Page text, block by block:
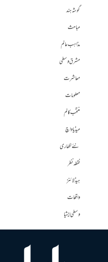
گوشہ ہند
مباحث
مذاہب عالم
مشرق وسطی
معاشرت
معلومات
منتخب کالم
میڈیا واچ
نئے لکھاری
نقطہ نظر
ہیڈلائنز
واقعات
وسطی ایشیا